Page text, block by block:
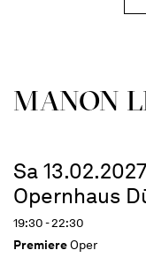
MANON
Sa 13.02.2027
Opernhaus
19:30 - 22:30
PremiereOper